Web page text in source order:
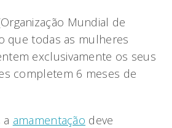
Mundial de
que todas as mulheres
exclusivamente os seus
completem 6 meses de
amamentação deve